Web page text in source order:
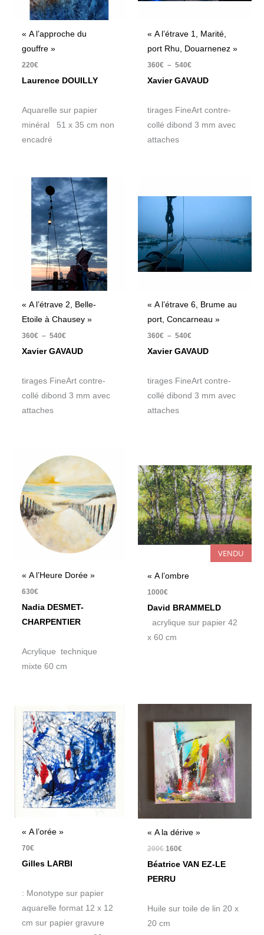
« A l’approche du
gouffre »
220€
Laurence DOUILLY
Aquarelle sur papier
minéral 51 x 35 cm non
encadré
« A l’étrave 1, Marité,
port Rhu, Douarnenez »
360€ – 540€
Xavier GAVAUD
tirages FineArt contre-
collé dibond 3 mm avec
attaches
« A l’étrave 2, Belle-
Etoile à Chausey »
360€ – 540€
Plage
de
prix :
360€
à
540€
Xavier GAVAUD
tirages FineArt contre-
collé dibond 3 mm avec
attaches
« A l’étrave 6, Brume au
port, Concarneau »
360€ – 540€
Xavier GAVAUD
tirages FineArt contre-
collé dibond 3 mm avec
attaches
« A l’Heure Dorée »
630€
Nadia DESMET-
CHARPENTIER
Acrylique technique
mixte 60 cm
VENDU
« A l’ombre
1000€
David BRAMMELD
acrylique sur papier 42
x 60 cm
« A l’orée »
70€
Gilles LARBI
: Monotype sur papier
aquarelle format 12 x 12
cm sur papier gravure
« A la dérive »
200€
initial
était :
200€.
160€
actuel
est :
160€.
Béatrice VAN EZ-LE
PERRU
Huile sur toile de lin 20 x
20 cm